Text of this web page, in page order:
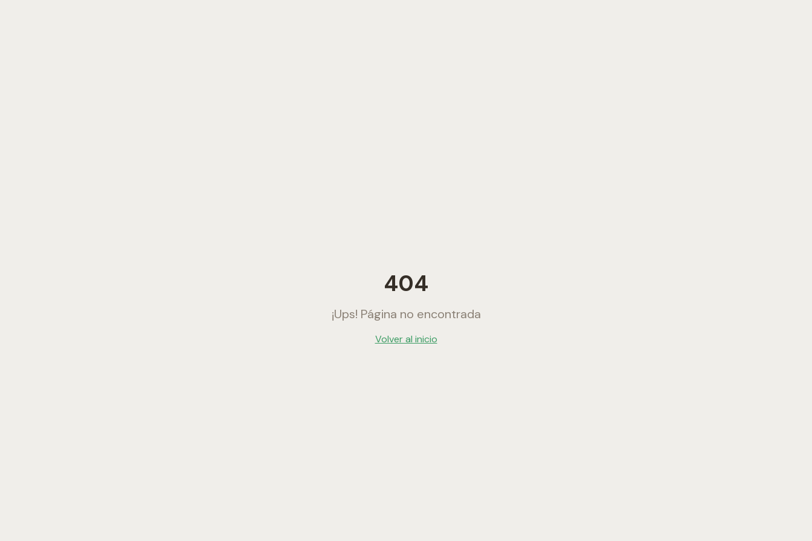
404
¡Ups! Página no encontrada
Volver al inicio